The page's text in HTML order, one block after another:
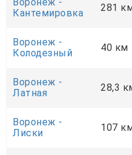
Кантемировка
281
Воронеж -
Колодезный
40 км
Воронеж -
Латная
28,3
Воронеж -
Лиски
107